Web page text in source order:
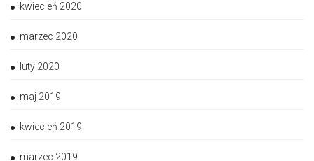
kwiecień 2020
marzec 2020
luty 2020
maj 2019
kwiecień 2019
marzec 2019